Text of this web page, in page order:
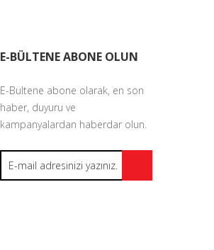
E-BÜLTENE ABONE OLUN
E-Bültene abone olarak, en son
haber, duyuru ve
kampanyalardan haberdar olun.